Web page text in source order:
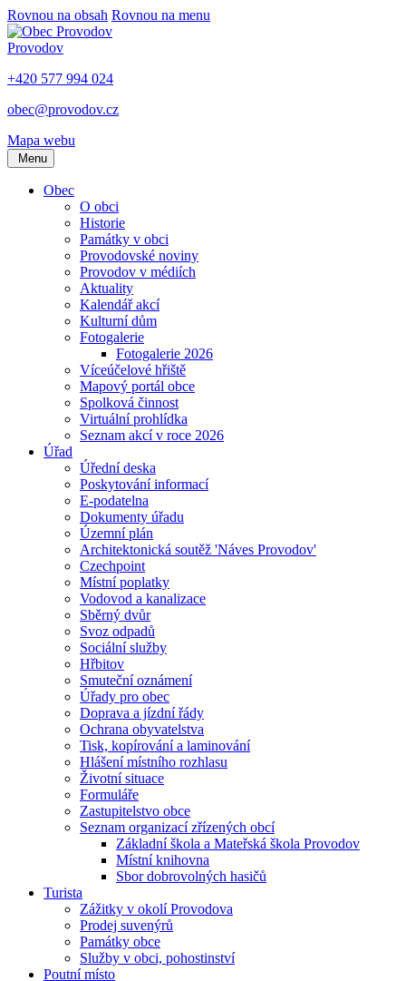
Rovnou na obsah Rovnou na menu
Provodov
+420 577 994 024
obec@provodov.cz
Mapa webu
Menu
Obec
O obci
Historie
Památky v obci
Provodovské noviny
Provodov v médiích
Aktuality
Kalendář akcí
Kulturní dům
Fotogalerie
Fotogalerie 2026
Víceúčelové hřiště
Mapový portál obce
Spolková činnost
Virtuální prohlídka
Seznam akcí v roce 2026
Úřad
Úřední deska
Poskytování informací
E-podatelna
Dokumenty úřadu
Územní plán
Architektonická soutěž 'Náves Provodov'
Czechpoint
Místní poplatky
Vodovod a kanalizace
Sběrný dvůr
Svoz odpadů
Sociální služby
Hřbitov
Smuteční oznámení
Úřady pro obec
Doprava a jízdní řády
Ochrana obyvatelstva
Tisk, kopírování a laminování
Hlášení místního rozhlasu
Životní situace
Formuláře
Zastupitelstvo obce
Seznam organizací zřízených obcí
Základní škola a Mateřská škola Provodov
Místní knihovna
Sbor dobrovolných hasičů
Turista
Zážitky v okolí Provodova
Prodej suvenýrů
Památky obce
Služby v obci, pohostinství
Poutní místo